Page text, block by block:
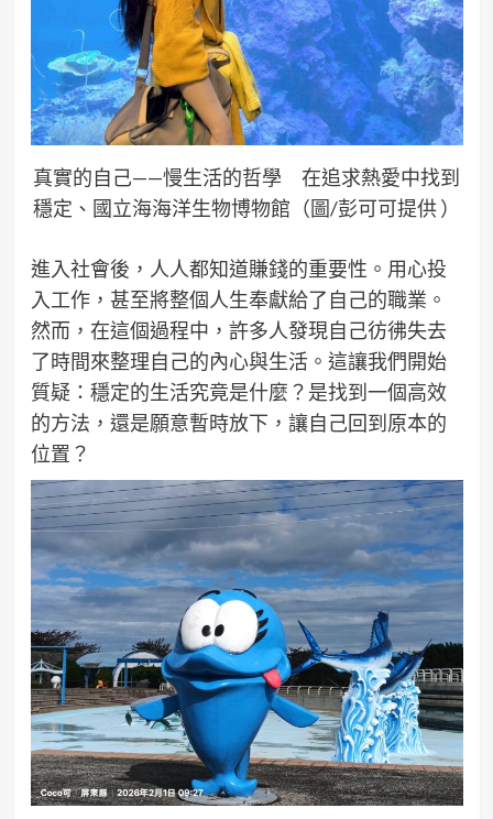
真實的自己——慢生活的哲學 在追求熱愛中找到
穩定、國立海海洋生物博物館（圖/彭可可提供 ）
進入社會後，人人都知道賺錢的重要性。用心投
入工作，甚至將整個人生奉獻給了自己的職業。
然而，在這個過程中，許多人發現自己彷彿失去
了時間來整理自己的內心與生活。這讓我們開始
質疑：穩定的生活究竟是什麼？是找到一個高效
的方法，還是願意暫時放下，讓自己回到原本的
位置？